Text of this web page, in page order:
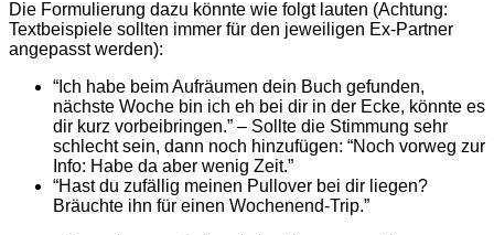
Die Formulierung dazu könnte wie folgt lauten (Achtung:
Textbeispiele sollten immer für den jeweiligen Ex-Partner
angepasst werden):
“Ich habe beim Aufräumen dein Buch gefunden,
nächste Woche bin ich eh bei dir in der Ecke, könnte es
dir kurz vorbeibringen.” – Sollte die Stimmung sehr
schlecht sein, dann noch hinzufügen: “Noch vorweg zur
Info: Habe da aber wenig Zeit.”
“Hast du zufällig meinen Pullover bei dir liegen?
Bräuchte ihn für einen Wochenend-Trip.”